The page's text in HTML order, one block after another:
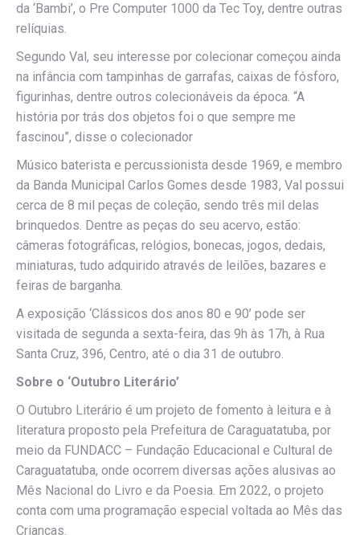
da ‘Bambi’, o Pre Computer 1000 da Tec Toy, dentre outras
relíquias.
Segundo Val, seu interesse por colecionar começou ainda
na infância com tampinhas de garrafas, caixas de fósforo,
figurinhas, dentre outros colecionáveis da época. “A
história por trás dos objetos foi o que sempre me
fascinou”, disse o colecionador
Músico baterista e percussionista desde 1969, e membro
da Banda Municipal Carlos Gomes desde 1983, Val possui
cerca de 8 mil peças de coleção, sendo três mil delas
brinquedos. Dentre as peças do seu acervo, estão:
câmeras fotográficas, relógios, bonecas, jogos, dedais,
miniaturas, tudo adquirido através de leilões, bazares e
feiras de barganha.
A exposição ‘Clássicos dos anos 80 e 90’ pode ser
visitada de segunda a sexta-feira, das 9h às 17h, à Rua
Santa Cruz, 396, Centro, até o dia 31 de outubro.
Sobre o ‘Outubro Literário’
O Outubro Literário é um projeto de fomento à leitura e à
literatura proposto pela Prefeitura de Caraguatatuba, por
meio da FUNDACC – Fundação Educacional e Cultural de
Caraguatatuba, onde ocorrem diversas ações alusivas ao
Mês Nacional do Livro e da Poesia. Em 2022, o projeto
conta com uma programação especial voltada ao Mês das
Crianças.